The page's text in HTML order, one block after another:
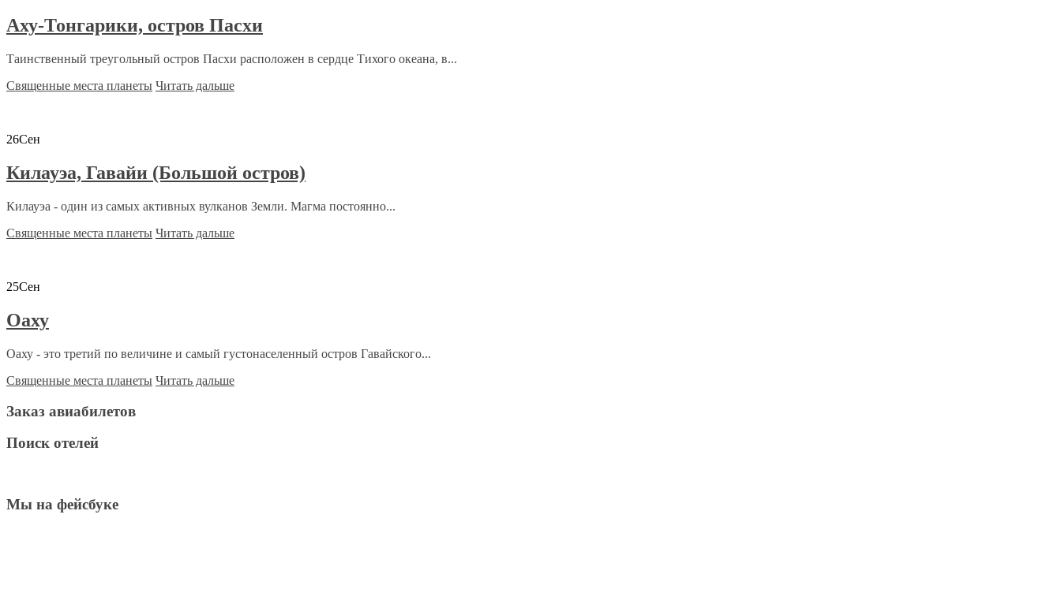
Аху-Тонгарики, остров Пасхи
Таинственный треугольный остров Пасхи расположен в сердце Тихого океана, в...
Священные места планеты Читать дальше
26Сен
Килауэа, Гавайи (Большой остров)
Килауэа - один из самых активных вулканов Земли. Магма постоянно...
Священные места планеты Читать дальше
25Сен
Оаху
Оаху - это третий по величине и самый густонаселенный остров Гавайского...
Священные места планеты Читать дальше
Заказ авиабилетов
Поиск отелей
Мы на фейсбуке